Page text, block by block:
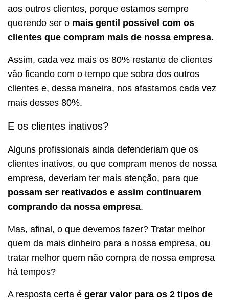
aos outros clientes, porque estamos sempre
querendo ser o mais gentil possível com os
clientes que compram mais de nossa empresa.
Assim, cada vez mais os 80% restante de clientes
vão ficando com o tempo que sobra dos outros
clientes e, dessa maneira, nos afastamos cada vez
mais desses 80%.
E os clientes inativos?
Alguns profissionais ainda defenderiam que os
clientes inativos, ou que compram menos de nossa
empresa, deveriam ter mais atenção, para que
possam ser reativados e assim continuarem
comprando da nossa empresa.
Mas, afinal, o que devemos fazer? Tratar melhor
quem da mais dinheiro para a nossa empresa, ou
tratar melhor quem não compra de nossa empresa
há tempos?
A resposta certa é gerar valor para os 2 tipos de